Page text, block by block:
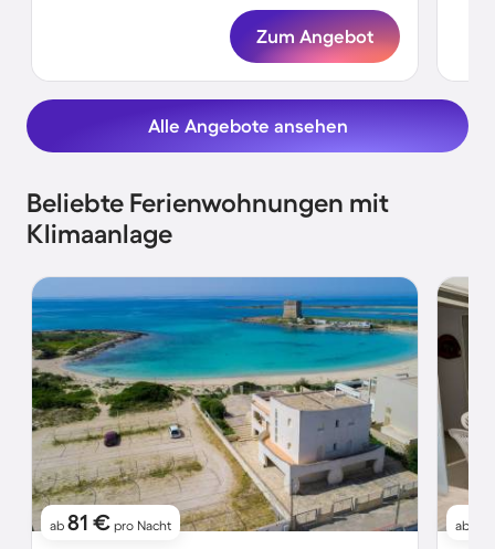
Zum Angebot
Alle Angebote ansehen
Beliebte Ferienwohnungen mit
Klimaanlage
ab 81 € pro Nacht ab